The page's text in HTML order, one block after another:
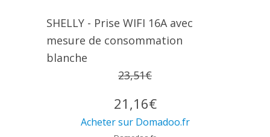
SHELLY - Prise WIFI 16A avec
mesure de consommation
blanche
23,51€
21,16€
Acheter sur Domadoo.fr